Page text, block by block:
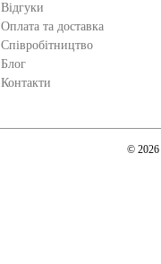
Відгуки
Оплата та доставка
Cпівробітництво
Блог
Контакти
© 2026